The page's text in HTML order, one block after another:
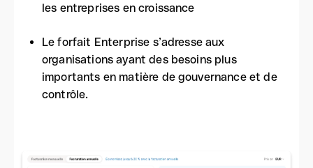
les entreprises en croissance
Le forfait Enterprise s’adresse aux
organisations ayant des besoins plus
importants en matière de gouvernance et de
contrôle.